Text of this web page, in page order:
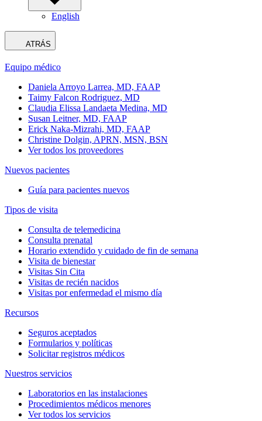
English
ATRÁS
Equipo médico
Daniela Arroyo Larrea, MD, FAAP
Taimy Falcon Rodriguez, MD
Claudia Elissa Landaeta Medina, MD
Susan Leitner, MD, FAAP
Erick Naka-Mizrahi, MD, FAAP
Christine Dolgin, APRN, MSN, BSN
Ver todos los proveedores
Nuevos pacientes
Guía para pacientes nuevos
Tipos de visita
Consulta de telemedicina
Consulta prenatal
Horario extendido y cuidado de fin de semana
Visita de bienestar
Visitas Sin Cita
Visitas de recién nacidos
Visitas por enfermedad el mismo día
Recursos
Seguros aceptados
Formularios y políticas
Solicitar registros médicos
Nuestros servicios
Laboratorios en las instalaciones
Procedimientos médicos menores
Ver todos los servicios